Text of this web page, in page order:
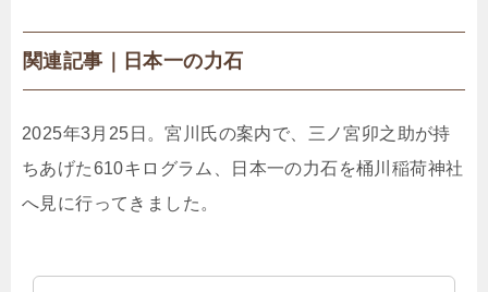
関連記事｜日本一の力石
2025年3月25日。宮川氏の案内で、三ノ宮卯之助が持
ちあげた610キログラム、日本一の力石を桶川稲荷神社
へ見に行ってきました。